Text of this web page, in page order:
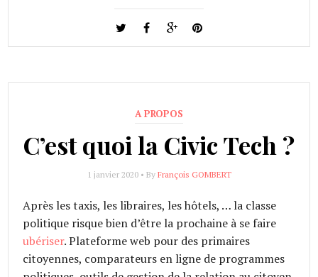
A PROPOS
C’est quoi la Civic Tech ?
1 janvier 2020 • By François GOMBERT
Après les taxis, les libraires, les hôtels, … la classe
politique risque bien d’être la prochaine à se faire
ubériser. Plateforme web pour des primaires
citoyennes, comparateurs en ligne de programmes